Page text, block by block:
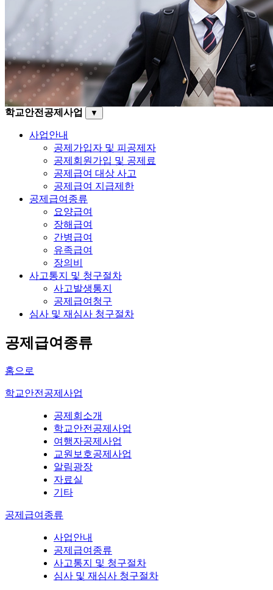
학교안전공제사업 ▼
사업안내
공제가입자 및 피공제자
공제회원가입 및 공제료
공제급여 대상 사고
공제급여 지급제한
공제급여종류
요양급여
장해급여
간병급여
유족급여
장의비
사고통지 및 청구절차
사고발생통지
공제급여청구
심사 및 재심사 청구절차
공제급여종류
홈으로
학교안전공제사업
공제회소개
학교안전공제사업
여행자공제사업
교원보호공제사업
알림광장
자료실
기타
공제급여종류
사업안내
공제급여종류
사고통지 및 청구절차
심사 및 재심사 청구절차